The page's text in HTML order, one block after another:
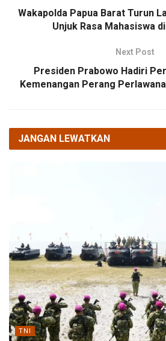
Wakapolda Papua Barat Turun
Unjuk Rasa Mahasiswa
Next Post
Presiden Prabowo Hadiri
Kemenangan Perang
JANGAN LEWATKAN
TNI